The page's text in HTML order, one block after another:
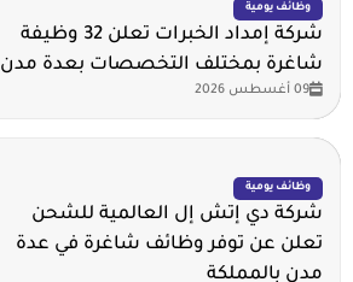
وظائف يومية
شركة إمداد الخبرات تعلن 32 وظيفة
شاغرة بمختلف التخصصات بعدة مدن
09 أغسطس 2026
وظائف يومية
شركة دي إتش إل العالمية للشحن
تعلن عن توفر وظائف شاغرة في عدة
مدن بالمملكة